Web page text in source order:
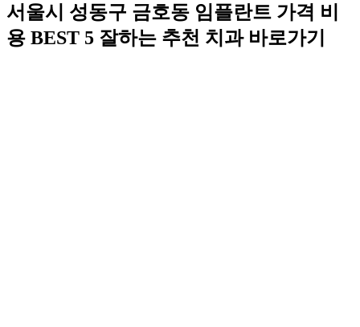
서울시 성동구 금호동 임플란트 가격 비
용 BEST 5 잘하는 추천 치과 바로가기